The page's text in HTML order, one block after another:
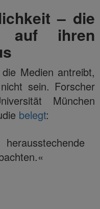
– die
auf ihren
Medien antreibt,
sein. Forscher
München
belegt: